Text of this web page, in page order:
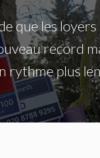
que les loyers
record
rythme plus